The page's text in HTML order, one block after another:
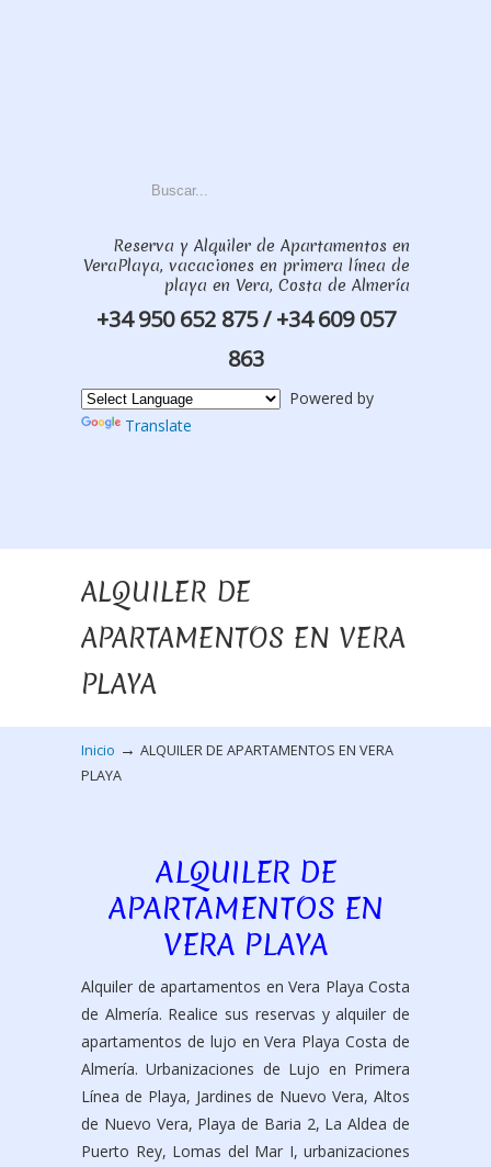
Reserva y Alquiler de Apartamentos en
VeraPlaya, vacaciones en primera línea de
playa en Vera, Costa de Almería
+34 950 652 875 / +34 609 057
863
Powered by
Translate
ALQUILER DE
APARTAMENTOS EN VERA
PLAYA
Inicio → ALQUILER DE APARTAMENTOS EN VERA
PLAYA
ALQUILER DE
APARTAMENTOS EN
VERA PLAYA
Alquiler de apartamentos en Vera Playa Costa
de Almería. Realice sus reservas y alquiler de
apartamentos de lujo en Vera Playa Costa de
Almería. Urbanizaciones de Lujo en Primera
Línea de Playa, Jardines de Nuevo Vera, Altos
de Nuevo Vera, Playa de Baria 2, La Aldea de
Puerto Rey, Lomas del Mar I, urbanizaciones